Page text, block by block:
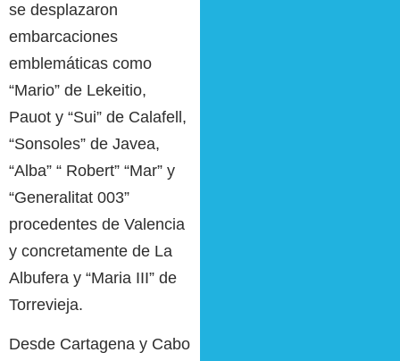
se desplazaron
embarcaciones
emblemáticas como
“Mario” de Lekeitio,
Pauot y “Sui” de Calafell,
“Sonsoles” de Javea,
“Alba” “ Robert” “Mar” y
“Generalitat 003”
procedentes de Valencia
y concretamente de La
Albufera y “Maria III” de
Torrevieja.
Desde Cartagena y Cabo